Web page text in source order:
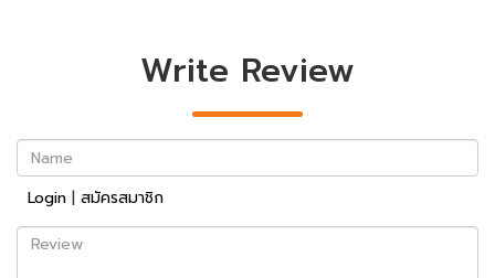
Write Review
Name
Login | สมัครสมาชิก
Review